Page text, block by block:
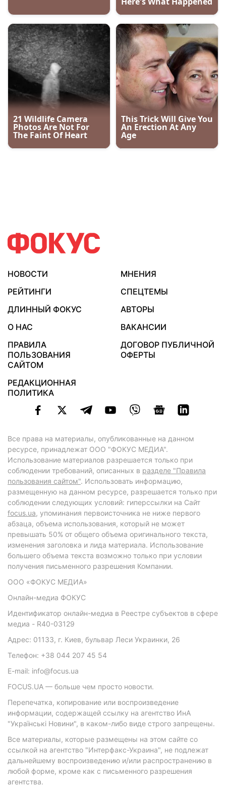
НОВОСТИ
МНЕНИЯ
РЕЙТИНГИ
СПЕЦТЕМЫ
ДЛИННЫЙ ФОКУС
АВТОРЫ
О НАС
ВАКАНСИИ
ПРАВИЛА
ПОЛЬЗОВАНИЯ
САЙТОМ
ДОГОВОР ПУБЛИЧНОЙ
ОФЕРТЫ
РЕДАКЦИОННАЯ
ПОЛИТИКА
Все права на материалы, опубликованные на данном
ресурсе, принадлежат ООО "ФОКУС МЕДИА".
Использование материалов разрешается только при
соблюдении требований, описанных в разделе "Правила
пользования сайтом". Использовать информацию,
размещенную на данном ресурсе, разрешается только при
соблюдении следующих условий: гиперссылки на Сайт
focus.ua, упоминания первоисточника не ниже первого
абзаца, объема использования, который не может
превышать 50% от общего объема оригинального текста,
изменения заголовка и лида материала. Использование
большего объема текста возможно только при условии
получения письменного разрешения Компании.
ООО «ФОКУС МЕДИА»
Онлайн-медиа ФОКУС
Идентификатор онлайн-медиа в Реестре субъектов в сфере
медиа - R40-03129
Адрес: 01133, г. Киев, бульвар Леси Украинки, 26
Телефон: +38 044 207 45 54
E-mail: info@focus.ua
FOCUS.UA — больше чем просто новости.
Перепечатка, копирование или воспроизведение
информации, содержащей ссылку на агентство ИнА
"Українські Новини", в каком-либо виде строго запрещены.
Все материалы, которые размещены на этом сайте со
ссылкой на агентство "Интерфакс-Украина", не подлежат
дальнейшему воспроизведению и/или распространению в
любой форме, кроме как с письменного разрешения
агентства.